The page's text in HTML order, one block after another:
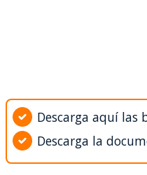
Descarga aquí las
Descarga la